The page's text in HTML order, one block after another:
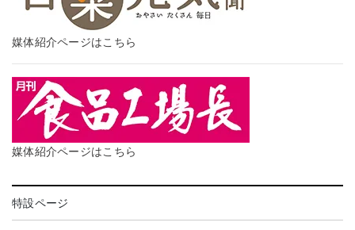
媒体紹介ページはこちら
媒体紹介ページはこちら
特設ページ